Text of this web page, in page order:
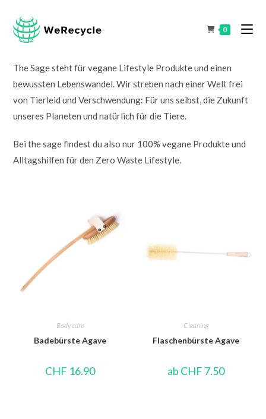
0
The Sage steht für vegane Lifestyle Produkte und einen
bewussten Lebenswandel. Wir streben nach einer Welt frei
von Tierleid und Verschwendung: Für uns selbst, die Zukunft
unseres Planeten und natürlich für die Tiere.
Bei the sage findest du also nur 100% vegane Produkte und
Alltagshilfen für den Zero Waste Lifestyle.
Body care
Badebürste Agave
CHF 16.90
Cleaning
Flaschenbürste Agave
ab CHF 7.50